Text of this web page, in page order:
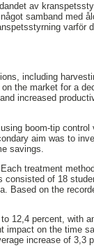
av
samband med
varför
including
the market for a
increased
boom-tip
aim was to
savings.
treatment
consisted of 18
Based on the
12,4 percent, with
impact on the time
increase of 3,3